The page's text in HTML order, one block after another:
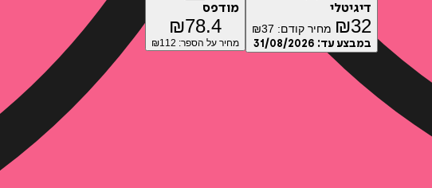
דיגיטלי
₪32 מחיר קודם: ₪37
במבצע עד: 31/08/2026
מודפס
₪78.4
מחיר על הספר: ₪ 112